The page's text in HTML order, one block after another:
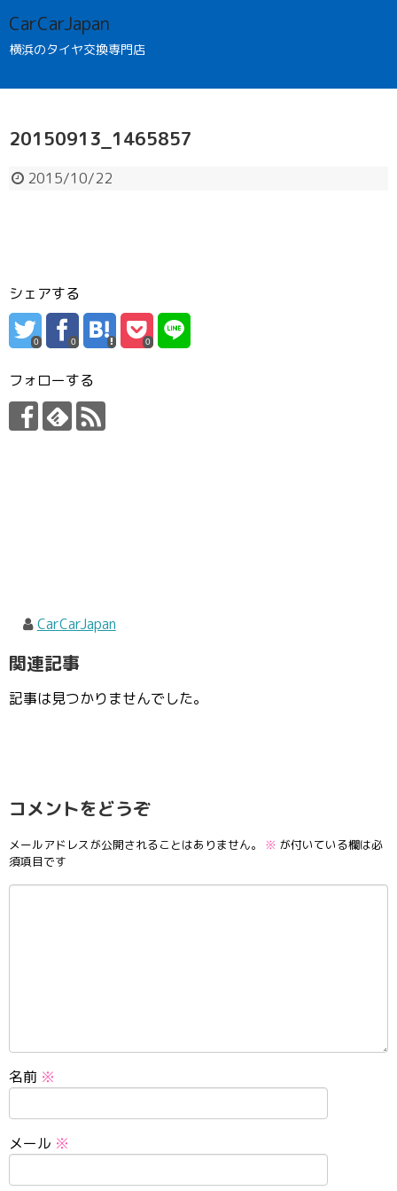
CarCarJapan
横浜のタイヤ交換専門店
20150913_1465857
2015/10/22
シェアする
0 0 0
フォローする
CarCarJapan
関連記事
記事は見つかりませんでした。
コメントをどうぞ
メールアドレスが公開されることはありません。 ※ が付いている欄は必
須項目です
名前 ※
メール ※